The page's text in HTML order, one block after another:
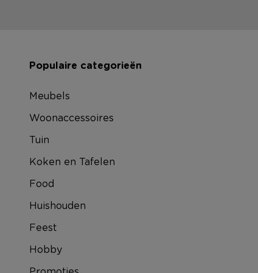
Populaire categorieën
Meubels
Woonaccessoires
Tuin
Koken en Tafelen
Food
Huishouden
Feest
Hobby